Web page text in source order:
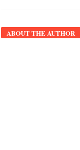
ABOUT THE AUTHOR